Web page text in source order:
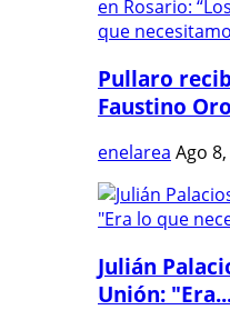
Pullaro
Faustino
enelarea Ago
Julián
Unión: